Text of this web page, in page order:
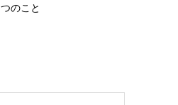
つのこと